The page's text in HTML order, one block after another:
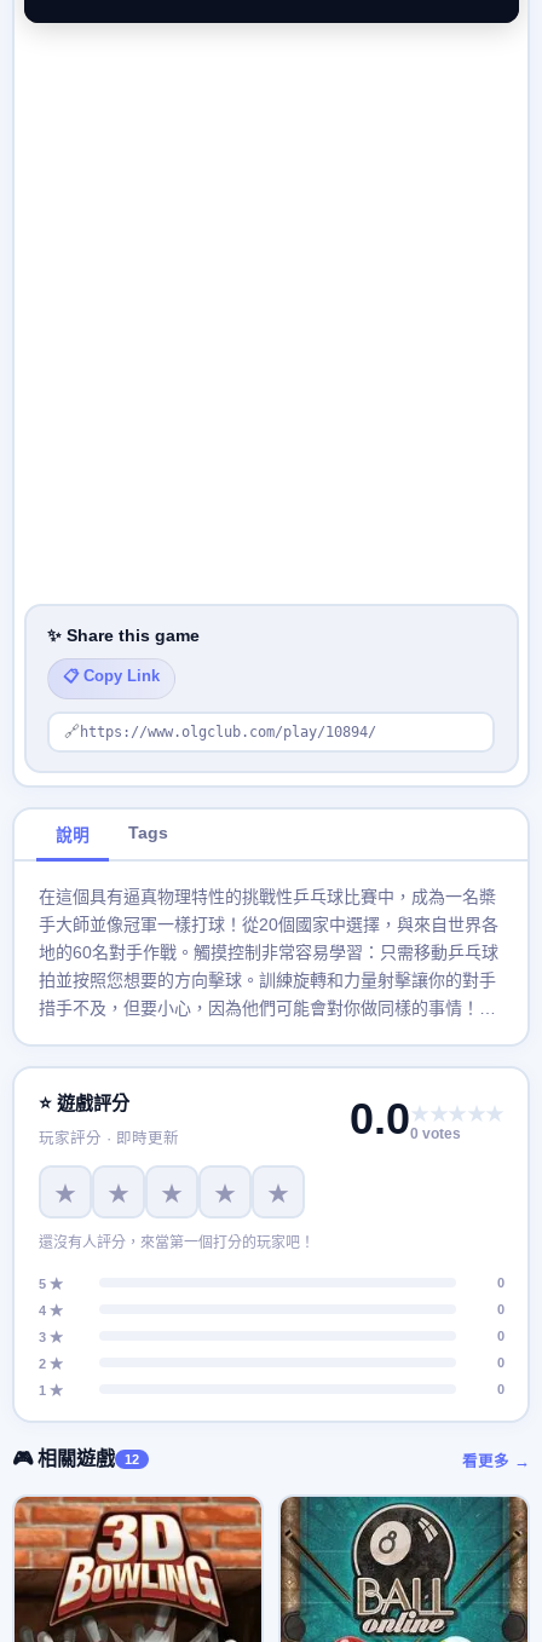
✨ Share this game
📋 Copy Link
🔗 https://www.olgclub.com/play/10894/
說明 Tags
在這個具有逼真物理特性的挑戰性乒乓球比賽中，成為一名槳
手大師並像冠軍一樣打球！從20個國家中選擇，與來自世界各
地的60名對手作戰。觸摸控制非常容易學習：只需移動乒乓球
拍並按照您想要的方向擊球。訓練旋轉和力量射擊讓你的對手
措手不及，但要小心，因為他們可能會對你做同樣的事情！你
⭐ 遊戲評分
玩家評分 · 即時更新 0.0★★★★★
0 votes
★ ★ ★ ★ ★
還沒有人評分，來當第一個打分的玩家吧！
5 ★
0
4 ★
0
3 ★
0
2 ★
0
1 ★
0
🎮 相關遊戲 12 看更多 →